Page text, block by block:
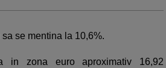
se mentina la 10,6%.
in zona euro aproximativ 16,92